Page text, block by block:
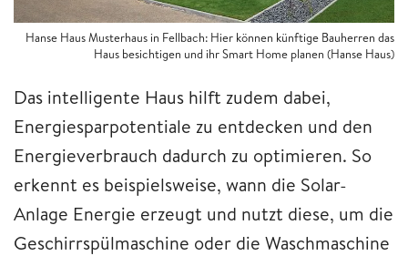
Hanse Haus Musterhaus in Fellbach: Hier können künftige Bauherren das
Haus besichtigen und ihr Smart Home planen (Hanse Haus)
Das intelligente Haus hilft zudem dabei,
Energiesparpotentiale zu entdecken und den
Energieverbrauch dadurch zu optimieren. So
erkennt es beispielsweise, wann die Solar-
Anlage Energie erzeugt und nutzt diese, um die
Geschirrspülmaschine oder die Waschmaschine